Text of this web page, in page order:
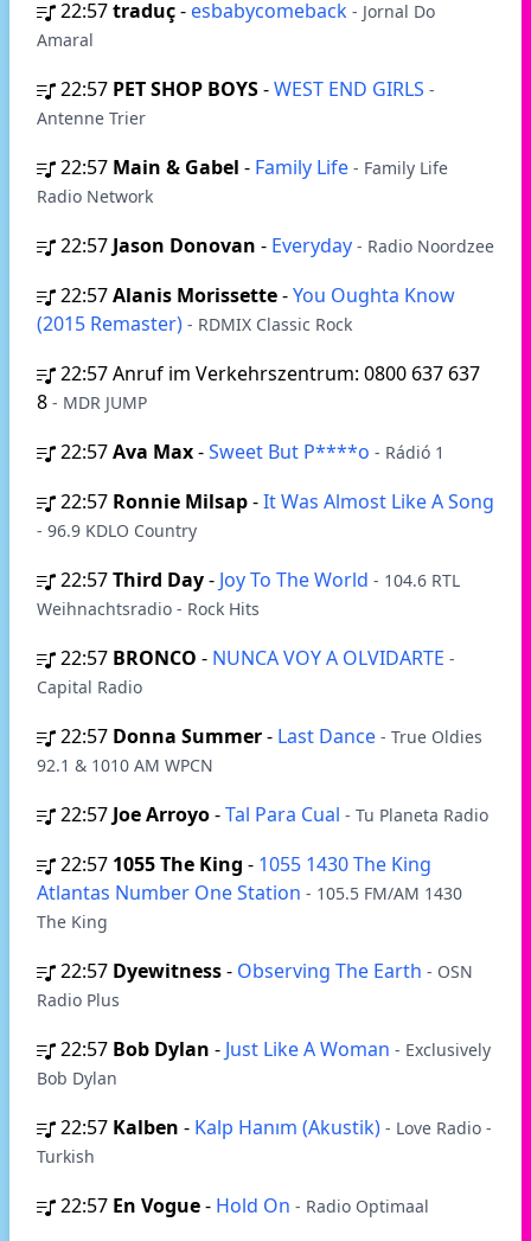
22:57traduç- esbabycomeback - Jornal Do
Amaral
22:57 PET SHOP BOYS-WEST END GIRLS -
Antenne Trier
22:57 Main & Gabel - Family Life - Family Life
Radio Network
22:57 Jason Donovan - Everyday - Radio Noordzee
22:57Alanis Morissette-You Oughta Know
(2015 Remaster) - RDMIX Classic Rock
22:57Anruf im Verkehrszentrum: 0800 637 637
8 - MDR JUMP
22:57Ava Max-Sweet But P****o - Rádió 1
22:57 Ronnie Milsap-It Was Almost Like A Song
- 96.9 KDLO Country
22:57Third Day- Joy To The World - 104.6 RTL
Weihnachtsradio - Rock Hits
22:57 BRONCO - NUNCA VOY A OLVIDARTE -
Capital Radio
22:57 Donna Summer- Last Dance - True Oldies
92.1 & 1010 AM WPCN
22:57 Joe Arroyo-Tal Para Cual - Tu Planeta Radio
22:57 1055 The King - 1055 1430 The King
Atlantas Number One Station - 105.5 FM/AM 1430
The King
22:57 Dyewitness- Observing The Earth - OSN
Radio Plus
22:57 Bob Dylan - Just Like A Woman - Exclusively
Bob Dylan
22:57 Kalben - Kalp Hanım (Akustik) - Love Radio -
Turkish
22:57 En Vogue- Hold On - Radio Optimaal